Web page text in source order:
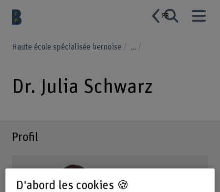
FR
Haute école spécialisée bernoise ...
Dr. Julia Schwarz
Profil
D'abord les cookies 🍪